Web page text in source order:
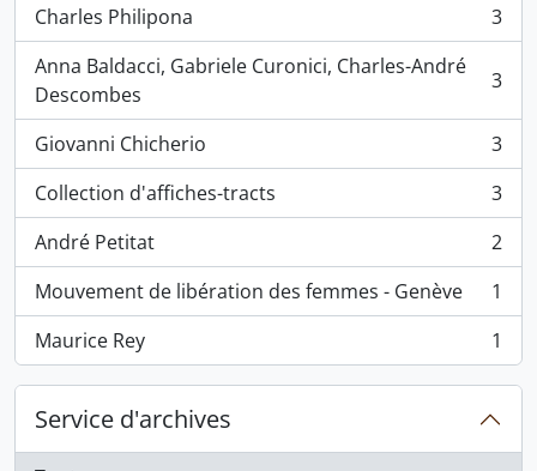
Charles Philipona
, 3 résultats
3
Anna Baldacci, Gabriele Curonici, Charles-André
Descombes
, 3 résultats 3
Giovanni Chicherio
, 3 résultats
3
Collection d'affiches-tracts
, 3 résultats
3
André Petitat
, 2 résultats
2
Mouvement de libération des femmes - Genève
, 1 résultats
1
Maurice Rey
, 1 résultats 1
Service d'archives